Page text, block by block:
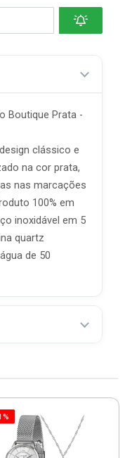
Boutique Prata -
clássico e
na cor prata,
nas marcações
100% em
inoxidável em 5
quartz
de 50